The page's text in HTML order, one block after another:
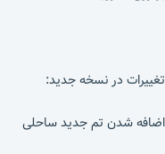
تغییرات در نسخه جدید:
اضافه شدن تم جدید ساحلی